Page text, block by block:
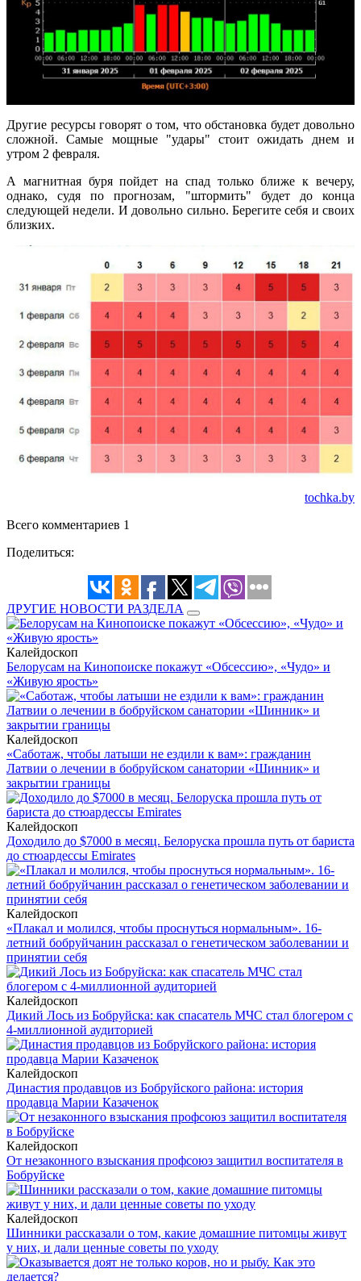
Другие ресурсы говорят о том, что обстановка будет довольно
сложной. Самые мощные "удары" стоит ожидать днем и
утром 2 февраля.
А магнитная буря пойдет на спад только ближе к вечеру,
однако, судя по прогнозам, "штормить" будет до конца
следующей недели. И довольно сильно. Берегите себя и своих
близких.
tochka.by
Всего комментариев 1
Поделиться:
ДРУГИЕ НОВОСТИ РАЗДЕЛА
Калейдоскоп
Белорусам на Кинопоиске покажут «Обсессию», «Чудо» и
«Живую ярость»
Калейдоскоп
«Саботаж, чтобы латыши не ездили к вам»: гражданин
Латвии о лечении в бобруйском санатории «Шинник» и
закрытии границы
Калейдоскоп
Доходило до $7000 в месяц. Белоруска прошла путь от бариста
до стюардессы Emirates
Калейдоскоп
«Плакал и молился, чтобы проснуться нормальным». 16-
летний бобруйчанин рассказал о генетическом заболевании и
принятии себя
Калейдоскоп
Дикий Лось из Бобруйска: как спасатель МЧС стал блогером с
4-миллионной аудиторией
Калейдоскоп
Династия продавцов из Бобруйского района: история
продавца Марии Казаченок
Калейдоскоп
От незаконного взыскания профсоюз защитил воспитателя в
Бобруйске
Калейдоскоп
Шинники рассказали о том, какие домашние питомцы живут
у них, и дали ценные советы по уходу